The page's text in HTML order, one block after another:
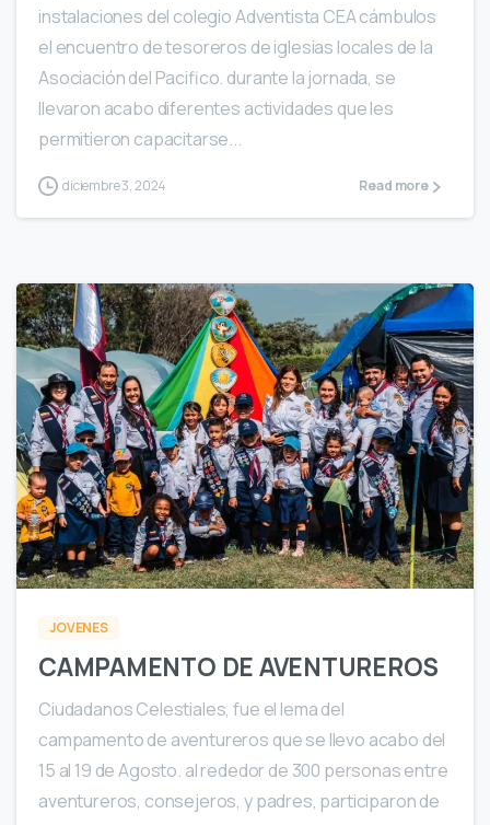
instalaciones del colegio Adventista CEA cámbulos
el encuentro de tesoreros de iglesias locales de la
Asociación del Pacifico. durante la jornada, se
llevaron acabo diferentes actividades que les
permitieron capacitarse...
diciembre 3, 2024 Read more
0
JOVENES
CAMPAMENTO DE AVENTUREROS
Ciudadanos Celestiales, fue el lema del
campamento de aventureros que se llevo acabo del
15 al 19 de Agosto. al rededor de 300 personas entre
aventureros, consejeros, y padres, participaron de